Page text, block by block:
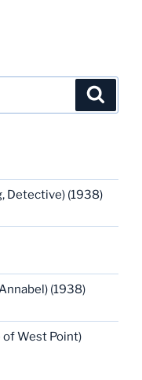
Detective) (1938)
(1938)
of West Point)